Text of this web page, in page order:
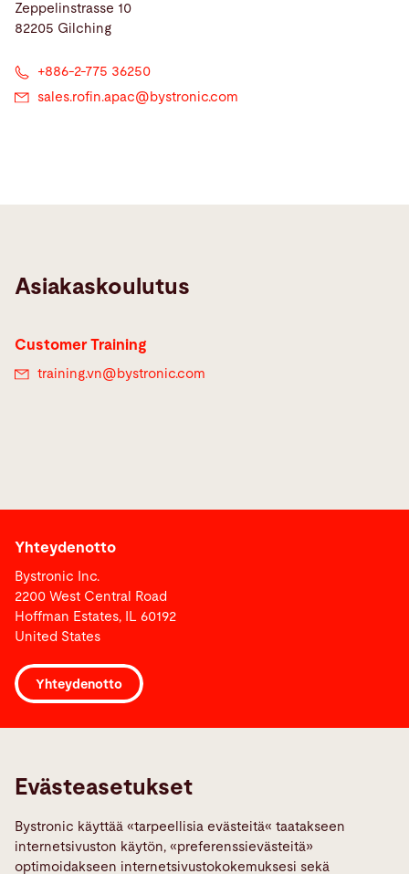
Zeppelinstrasse 10
82205 Gilching
+886-2-775 36250
sales.rofin.apac@ bystronic.com
Asiakaskoulutus
Customer Training
training.vn@ bystronic.com
Yhteydenotto
Bystronic Inc.
2200 West Central Road
Hoffman Estates, IL 60192
United States
Yhteydenotto
Quality policies
Evästeasetukset
Bystronic käyttää «tarpeellisia evästeitä« taatakseen
internetsivuston käytön, «preferenssievästeitä»
optimoidakseen internetsivustokokemuksesi sekä